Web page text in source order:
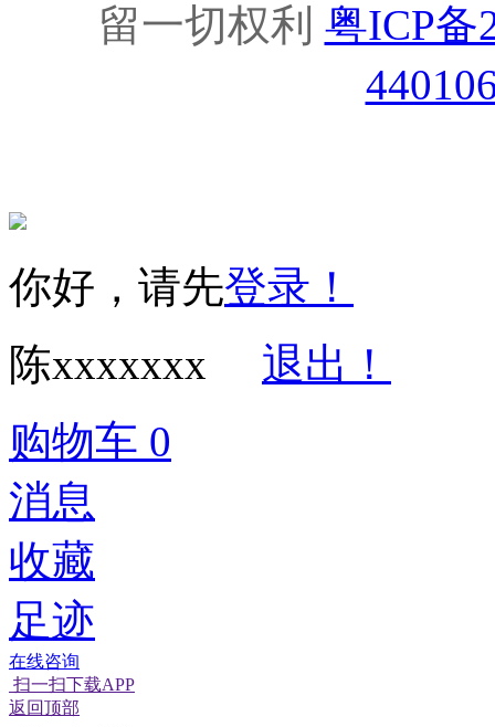
留一切权利 粤ICP备
你好，请先登录！
陈xxxxxxx
退出！
购物车 0
消息
收藏
足迹
在线咨询
扫一扫下载APP
返回顶部